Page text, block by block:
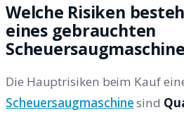
Welche Risiken
eines gebrauchten
Die Hauptrisiken beim Kauf
Scheuersaugmaschinesind